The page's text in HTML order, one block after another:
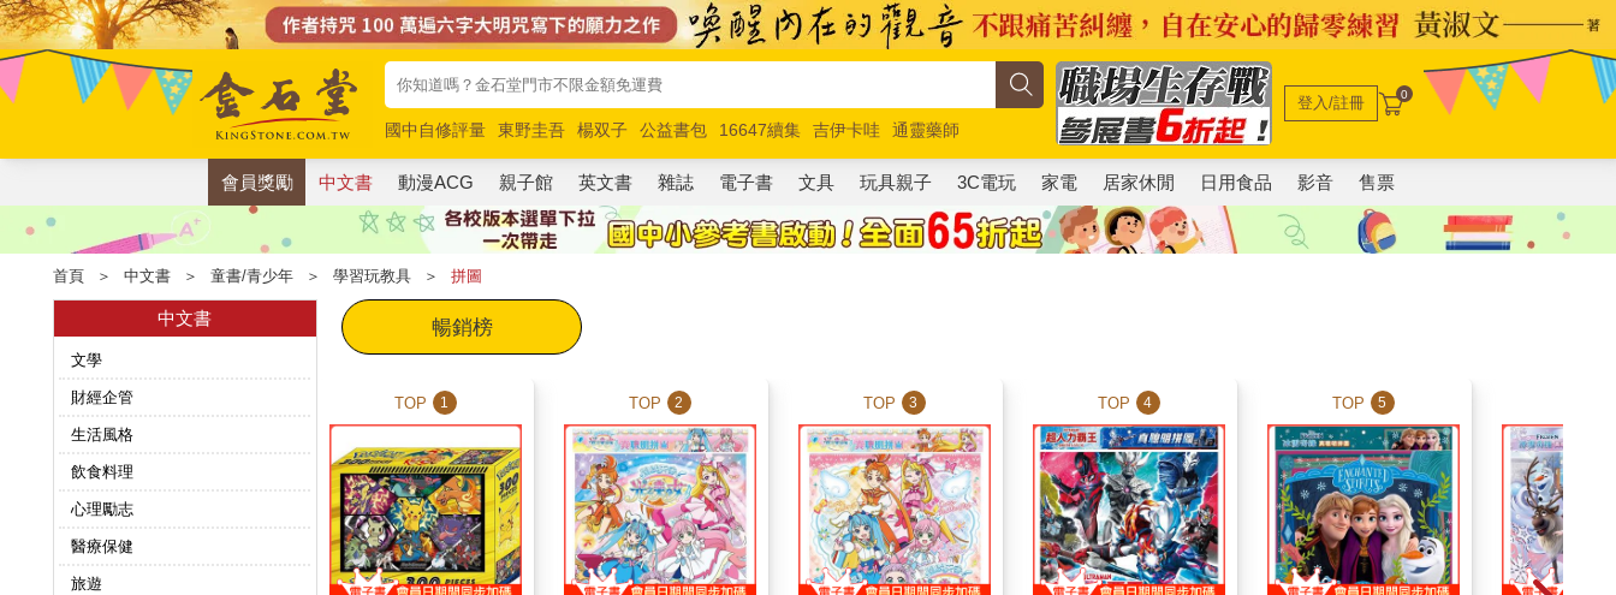
國中自修評量 東野圭吾 楊双子 公益書包 16647續集 吉伊卡哇
通靈藥師
唯紅花綻放
奧德賽 路邊攤新作 馬斯克 玩具總動員5 超慢跑
登入/註冊 0
會員獎勵 中文書 動漫ACG 親子館 英文書 雜誌 電子書 文具 玩具親子 3C電玩 家電 居家休閒 日用食品 影音 售票
首頁 ＞ 中文書 ＞ 童書/青少年 ＞ 學習玩教具 ＞ 拼圖
中文書
文學
財經企管
生活風格
飲食料理
心理勵志
醫療保健
旅遊
暢銷榜
TOP 1 TOP 2 TOP 3 TOP 4 TOP 5